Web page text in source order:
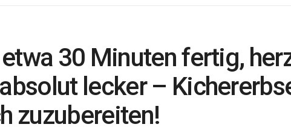
30 Minuten fertig,
lecker –
zuzubereiten!